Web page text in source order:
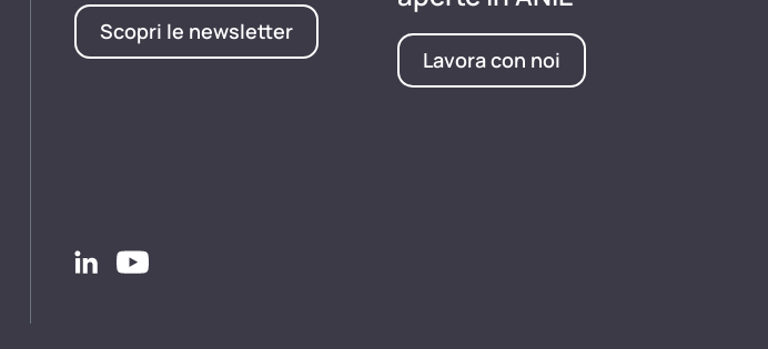
Scopri le newsletter
Lavora con noi